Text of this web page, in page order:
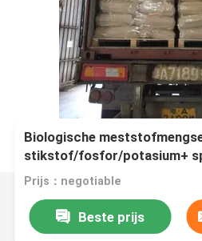
Biologische
stikstof/fosfor/potasium+
kg/zak)
Prijs：negotiable
Beste prijs